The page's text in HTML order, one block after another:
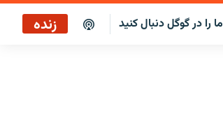
ما را در گوگل دنبال کنید زنده